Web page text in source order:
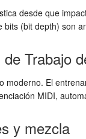
desde que
(bit depth) son
Trabajo
moderno. El
MIDI,
y mezcla